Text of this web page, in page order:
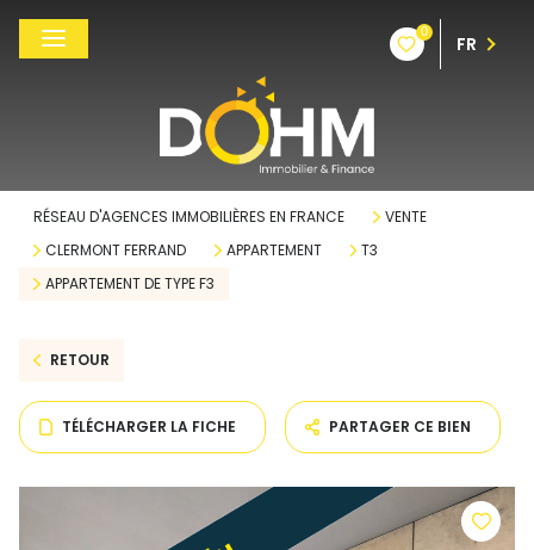
0
FR
RÉSEAU D'AGENCES IMMOBILIÈRES EN FRANCE
VENTE
CLERMONT FERRAND
APPARTEMENT
T3
APPARTEMENT DE TYPE F3
RETOUR
TÉLÉCHARGER LA FICHE PARTAGER CE BIEN